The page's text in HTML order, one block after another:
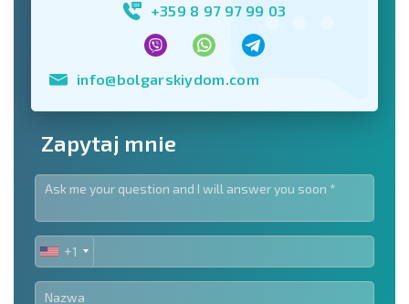
+359 8 97 97 99 03
info@bolgarskiydom.com
Zapytaj mnie
UNITED
STATES
+1
+1